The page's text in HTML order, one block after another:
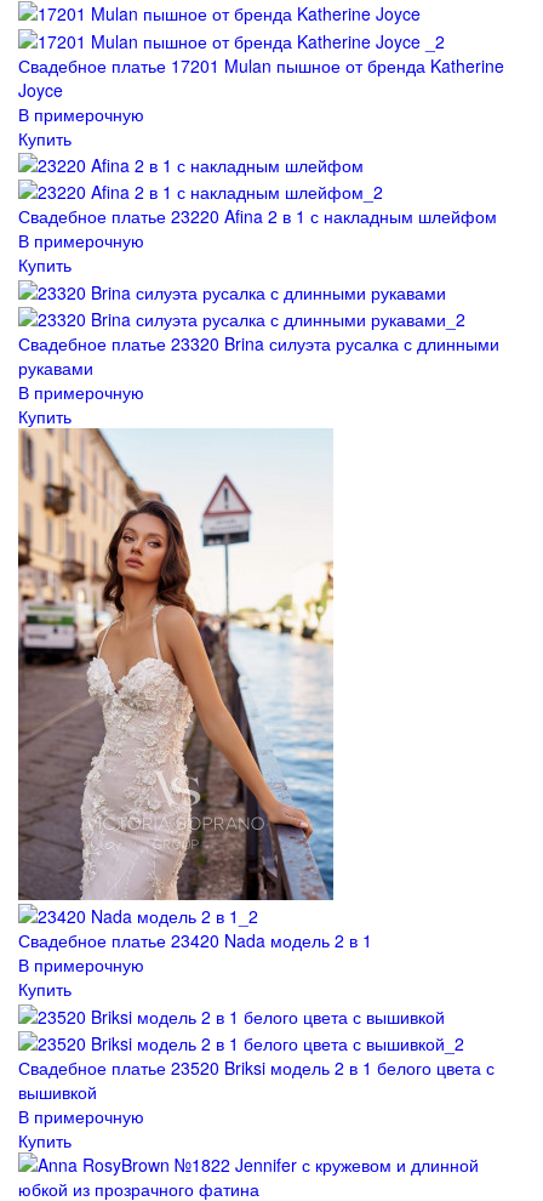
Свадебное платье 17201 Mulan пышное от бренда Katherine
Joyce
В примерочную
Купить
Свадебное платье 23220 Afina 2 в 1 с накладным шлейфом
В примерочную
Купить
Свадебное платье 23320 Brina силуэта русалка с длинными
рукавами
В примерочную
Купить
Свадебное платье 23420 Nada модель 2 в 1
В примерочную
Купить
Свадебное платье 23520 Briksi модель 2 в 1 белого цвета с
вышивкой
В примерочную
Купить